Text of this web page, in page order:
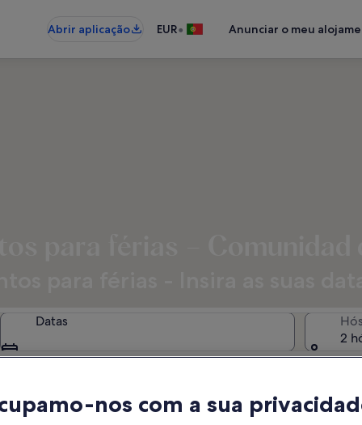
Abrir aplicação
EUR• Anunciar o meu
Datas
Estes
agosto de 2026
2
nos com a sua